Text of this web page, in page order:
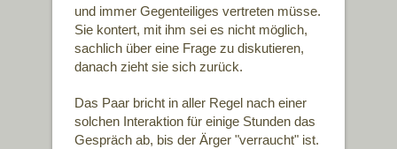
und immer Gegenteiliges vertreten müsse.
Sie kontert, mit ihm sei es nicht möglich,
sachlich über eine Frage zu diskutieren,
danach zieht sie sich zurück.
Das Paar bricht in aller Regel nach einer
solchen Interaktion für einige Stunden das
Gespräch ab, bis der Ärger "verraucht" ist.